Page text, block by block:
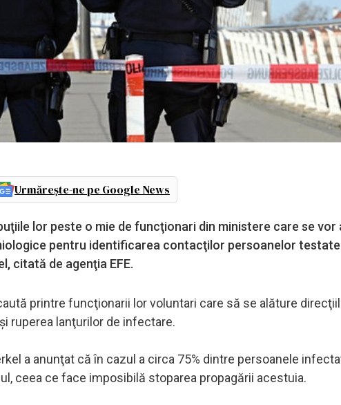
Urmărește-ne pe Google News
lor peste o mie de funcţionari din ministere care se vor
pentru identificarea contacţilor persoanelor
citată de agenţia EFE.
printre funcţionarii lor voluntari care să se alăture
ruperea lanţurilor de infectare.
a anunţat că în cazul a circa 75% dintre persoanele
ceea ce face imposibilă stoparea propagării acestuia.